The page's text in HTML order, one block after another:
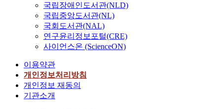
국립장애인도서관(NLD)
국립중앙도서관(NL)
국회도서관(NAL)
연구윤리정보포털(CRE)
사이언스온 (ScienceON)
이용약관
개인정보처리방침
개인정보 재동의
기관소개